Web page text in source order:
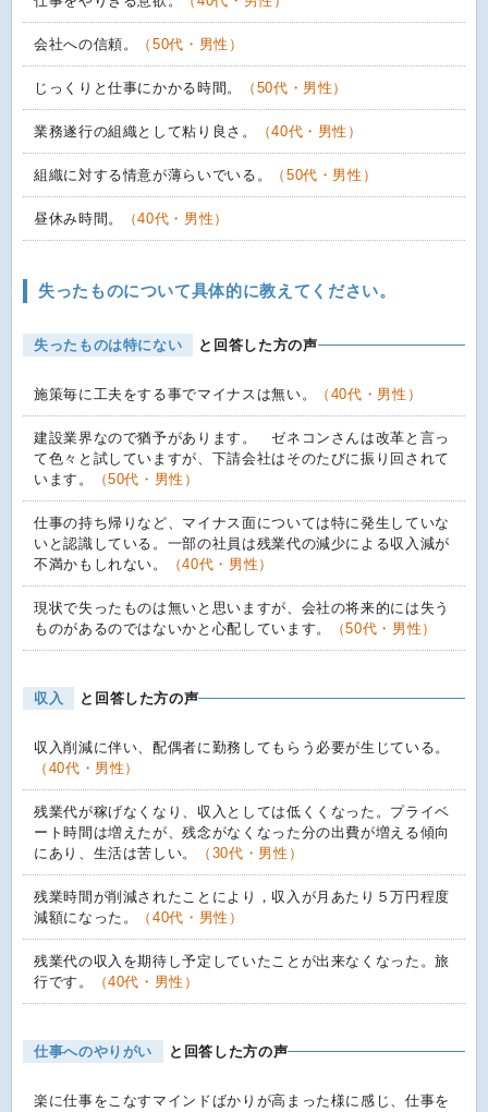
会社への信頼。 （50代・男性）
じっくりと仕事にかかる時間。 （50代・男性）
業務遂行の組織として粘り良さ。 （40代・男性）
組織に対する情意が薄らいでいる。 （50代・男性）
昼休み時間。 （40代・男性）
失ったものについて具体的に教えてください。
失ったものは特にない と回答した方の声
施策毎に工夫をする事でマイナスは無い。 （40代・男性）
建設業界なので猶予があります。 ゼネコンさんは改革と言っ
て色々と試していますが、下請会社はそのたびに振り回されて
います。
（50代・男性）
仕事の持ち帰りなど、マイナス面については特に発生していな
いと認識している。一部の社員は残業代の減少による収入減が
不満かもしれない。
（40代・男性）
現状で失ったものは無いと思いますが、会社の将来的には失う
ものがあるのではないかと心配しています。
（50代・男性）
収入 と回答した方の声
収入削減に伴い、配偶者に勤務してもらう必要が生じている。
（40代・男性）
残業代が稼げなくなり、収入としては低くくなった。プライベ
ート時間は増えたが、残念がなくなった分の出費が増える傾向
にあり、生活は苦しい。
（30代・男性）
残業時間が削減されたことにより，収入が月あたり５万円程度
減額になった。
（40代・男性）
残業代の収入を期待し予定していたことが出来なくなった。旅
行です。
（40代・男性）
仕事へのやりがい と回答した方の声
楽に仕事をこなすマインドばかりが高まった様に感じ、仕事を